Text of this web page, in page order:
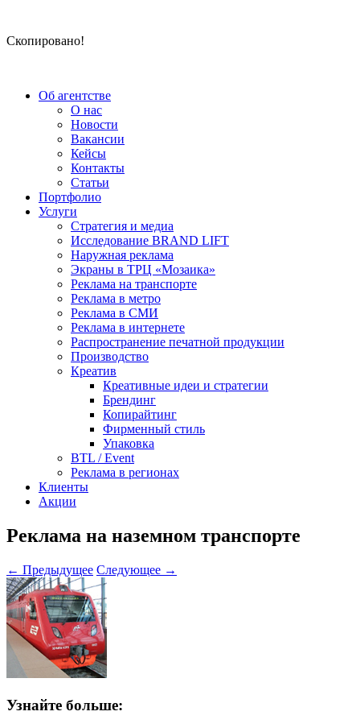
Скопировано!
Об агентстве
О нас
Новости
Вакансии
Кейсы
Контакты
Статьи
Портфолио
Услуги
Стратегия и медиа
Исследование BRAND LIFT
Наружная реклама
Экраны в ТРЦ «Мозаика»
Реклама на транспорте
Реклама в метро
Реклама в СМИ
Реклама в интернете
Распространение печатной продукции
Производство
Креатив
Креативные идеи и стратегии
Брендинг
Копирайтинг
Фирменный стиль
Упаковка
BTL / Event
Реклама в регионах
Клиенты
Акции
Реклама на наземном транспорте
← Предыдущее Следующее →
Узнайте больше: